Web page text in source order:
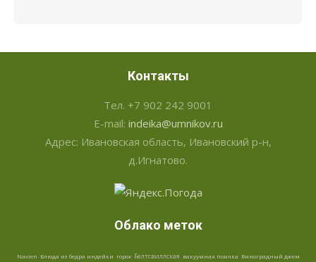
Контакты
Тел. +7 902 242 9001
E-mail: indeika@umnikov.ru
Адрес: Ивановская область, Ивановский р-н,
д.Игнатово.
Облако меток
Navien Блюда из бедра индейки горох Белтсвиллская вакуумная поилка Виноградный джем